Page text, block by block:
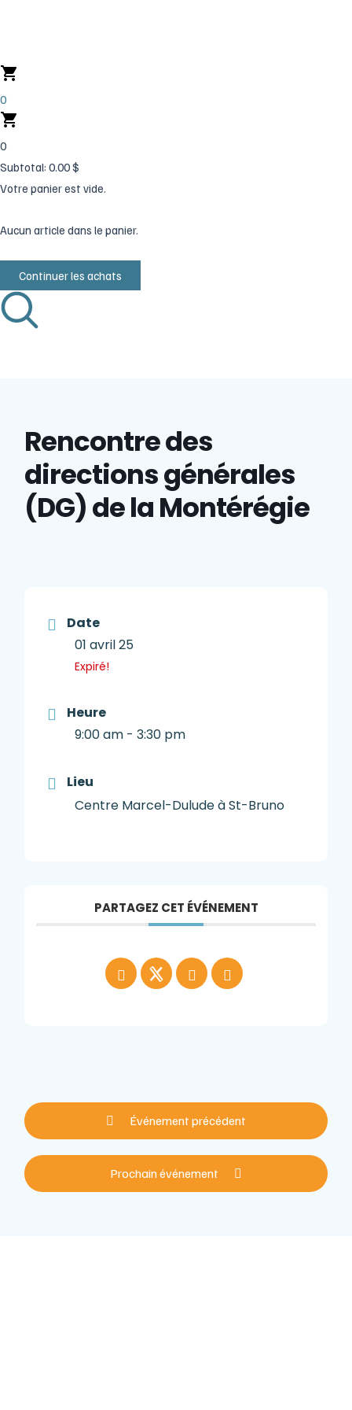
0
0
Subtotal: 0.00$
Votre panier est vide.
Aucun article dans le panier.
Continuer les achats
Rencontre des
directions générales
(DG) de la Montérégie
Date
01 avril 25
Expiré!
Heure
9:00 am - 3:30 pm
Lieu
Centre Marcel-Dulude à St-Bruno
PARTAGEZ CET ÉVÉNEMENT
Événement précédent
Prochain événement